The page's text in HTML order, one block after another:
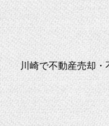
川崎で不動産売却・